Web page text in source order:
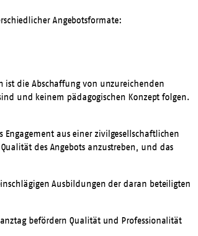
Angebotsformate:
ist die Abschaffung von unzureichenden
und keinem pädagogischen Konzept folgen.
aus einer zivilgesellschaftlichen
des Angebots anzustreben, und das
Ausbildungen der daran beteiligten
befördern Qualität und Professionalität